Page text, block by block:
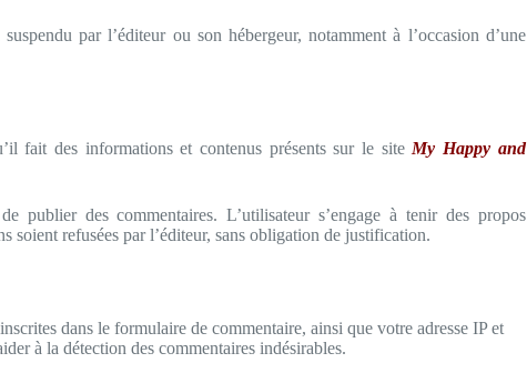
par l’éditeur ou son hébergeur, notamment à l’occasion d’une
fait des informations et contenus présents sur le site My Happy and
publier des commentaires. L’utilisateur s’engage à tenir des propos
soient refusées par l’éditeur, sans obligation de justification.
dans le formulaire de commentaire, ainsi que votre adresse IP et
à la détection des commentaires indésirables.